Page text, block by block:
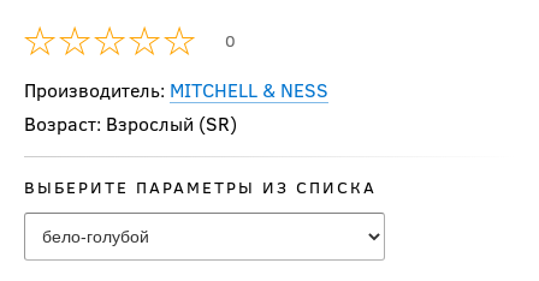
0
Производитель: MITCHELL & NESS
Возраст: Взрослый (SR)
ВЫБЕРИТЕ ПАРАМЕТРЫ ИЗ СПИСКА
Бейсболка 47BRAND